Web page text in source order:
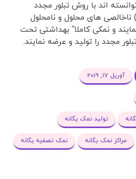
اند با روش تبلور مجدد
های محلول و نامحلول
و نمکی کاملا” بهداشتی تحت
مجدد را تولید و عرضه نمایند.
آوریل ۱۷, ۲۰۱۹
تولید نمک یگانه
مراکز نمک یگانه نمک تصفیه یگانه